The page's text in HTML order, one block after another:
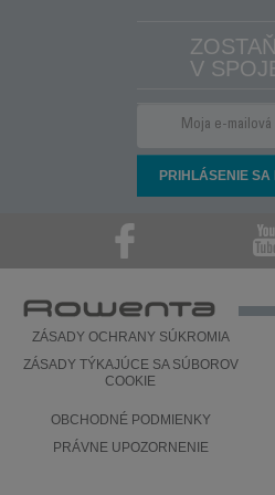
V
ZÁSADY OCHRANY SÚKROMIA
ZÁSADY TÝKAJÚCE SA SÚBOROV
COOKIE
OBCHODNÉ PODMIENKY
PRÁVNE UPOZORNENIE